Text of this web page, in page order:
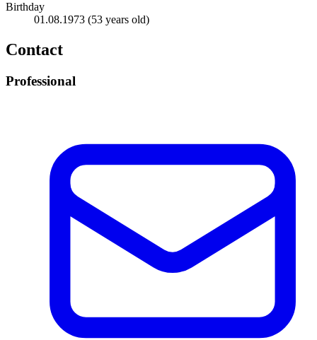
Birthday
01.08.1973 (53 years old)
Contact
Professional